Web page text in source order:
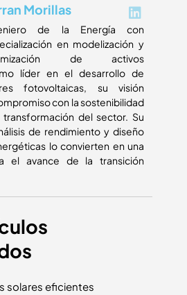
Morillas
de la Energía con
en modelización y
de activos
líder en el desarrollo de
fotovoltaicas, su visión
con la sostenibilidad
transformación del sector. Su
de rendimiento y diseño
lo convierten en una
el avance de la transición